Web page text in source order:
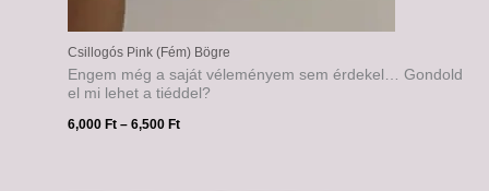
Csillogós Pink (Fém) Bögre
Engem még a saját véleményem sem érdekel… Gondold
el mi lehet a tiéddel?
6,000 Ft – 6,500 Ft